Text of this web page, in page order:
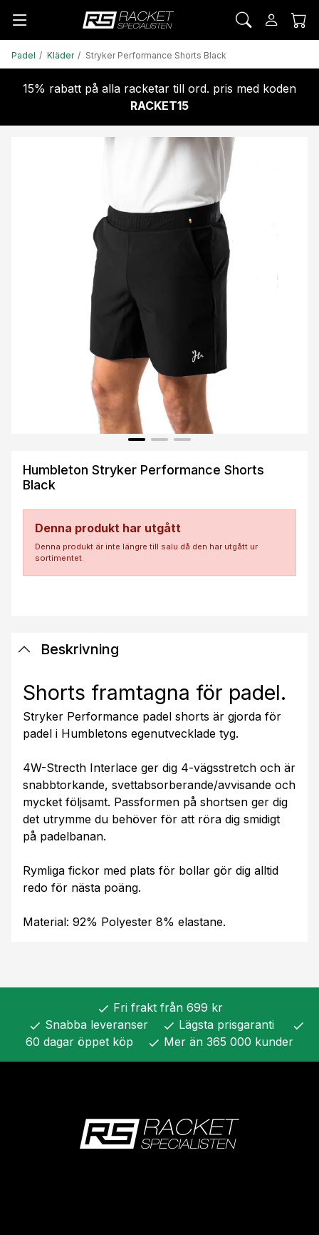
Padel Kläder Stryker Performance Shorts Black
15% rabatt på alla racketar till ord. pris med koden
RACKET15
Humbleton Stryker Performance Shorts
Black
Denna produkt har utgått
Denna produkt är inte längre till salu då den har utgått ur
sortimentet.
Beskrivning
Shorts framtagna för padel.
Stryker Performance padel shorts är gjorda för
padel i Humbletons egenutvecklade tyg.
4W-Strecth Interlace ger dig 4-vägsstretch och är
snabbtorkande, svettabsorberande/avvisande och
mycket följsamt. Passformen på shortsen ger dig
det utrymme du behöver för att röra dig smidigt
på padelbanan.
Rymliga fickor med plats för bollar gör dig alltid
redo för nästa poäng.
Material: 92% Polyester 8% elastane.
check Fri frakt från 699 kr
check Snabba leveranser check Lägsta prisgaranti check
60 dagar öppet köp check Mer än 365 000 kunder